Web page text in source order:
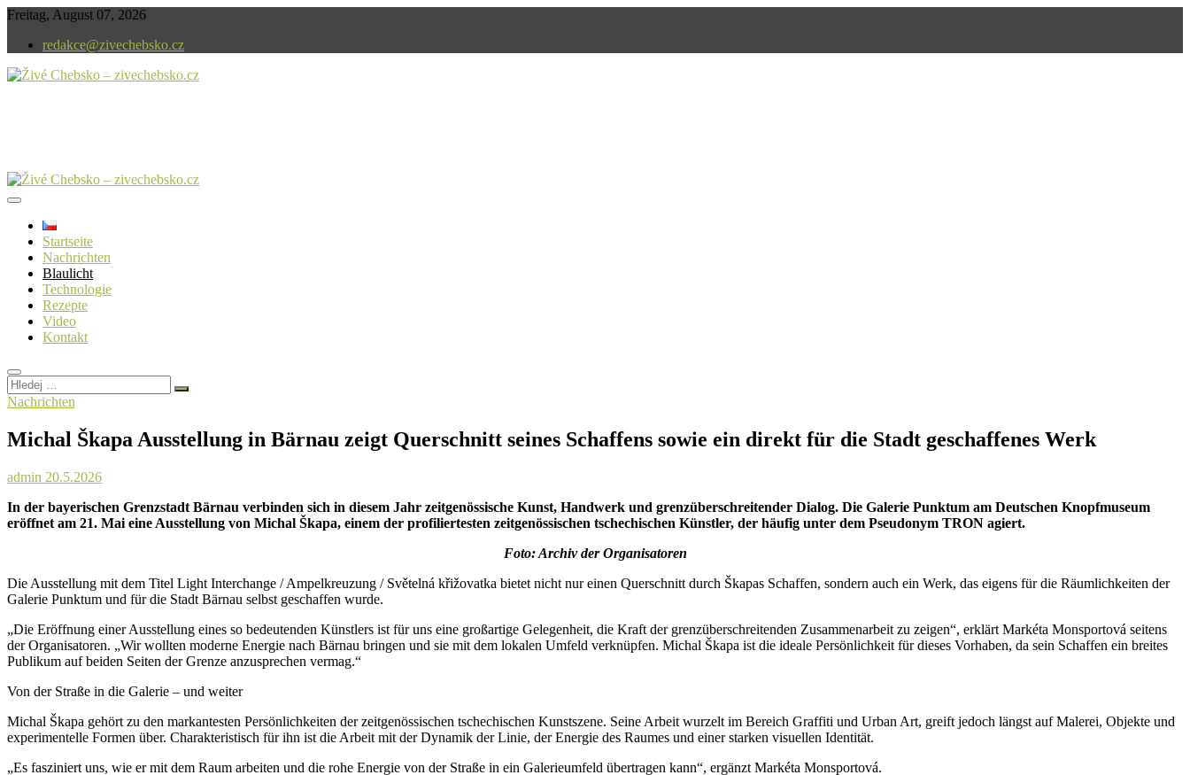
Skip
content
Freitag, August 07, 2026
redakce@zivechebsko.cz
Startseite
Nachrichten
Blaulicht
Technologie
Rezepte
Video
Kontakt
Hledej
…
Nachrichten
Michal Škapa Ausstellung in Bärnau zeigt Querschnitt seines Schaffens sowie ein direkt für die Stadt geschaffenes Werk
admin 20.5.2026
In der bayerischen Grenzstadt Bärnau verbinden sich in diesem Jahr zeitgenössische Kunst, Handwerk und grenzüberschreitender Dialog. Die Galerie Punktum am Deutschen Knopfmuseum
eröffnet am 21. Mai eine Ausstellung von Michal Škapa, einem der profiliertesten zeitgenössischen tschechischen Künstler, der häufig unter dem Pseudonym TRON agiert.
Foto: Archiv der Organisatoren
Die Ausstellung mit dem Titel Light Interchange / Ampelkreuzung / Světelná křižovatka bietet nicht nur einen Querschnitt durch Škapas Schaffen, sondern auch ein Werk, das eigens für die Räumlichkeiten der
Galerie Punktum und für die Stadt Bärnau selbst geschaffen wurde.
„Die Eröffnung einer Ausstellung eines so bedeutenden Künstlers ist für uns eine großartige Gelegenheit, die Kraft der grenzüberschreitenden Zusammenarbeit zu zeigen“, erklärt Markéta Monsportová seitens
der Organisatoren. „Wir wollten moderne Energie nach Bärnau bringen und sie mit dem lokalen Umfeld verknüpfen. Michal Škapa ist die ideale Persönlichkeit für dieses Vorhaben, da sein Schaffen ein breites
Publikum auf beiden Seiten der Grenze anzusprechen vermag.“
Von der Straße in die Galerie – und weiter
Michal Škapa gehört zu den markantesten Persönlichkeiten der zeitgenössischen tschechischen Kunstszene. Seine Arbeit wurzelt im Bereich Graffiti und Urban Art, greift jedoch längst auf Malerei, Objekte und
experimentelle Formen über. Charakteristisch für ihn ist die Arbeit mit der Dynamik der Linie, der Energie des Raumes und einer starken visuellen Identität.
„Es fasziniert uns, wie er mit dem Raum arbeiten und die rohe Energie von der Straße in ein Galerieumfeld übertragen kann“, ergänzt Markéta Monsportová.